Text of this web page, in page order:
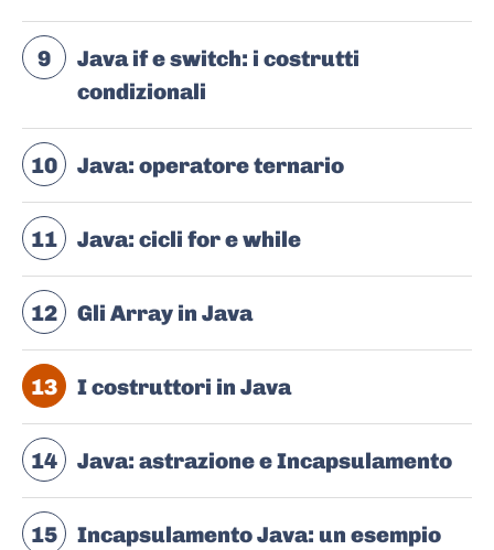
9
Java if e switch: i costrutti
condizionali
10 Java: operatore ternario
11 Java: cicli for e while
12 Gli Array in Java
13 I costruttori in Java
14 Java: astrazione e Incapsulamento
15
Incapsulamento Java: un esempio